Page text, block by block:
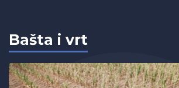
Bašta i vrt